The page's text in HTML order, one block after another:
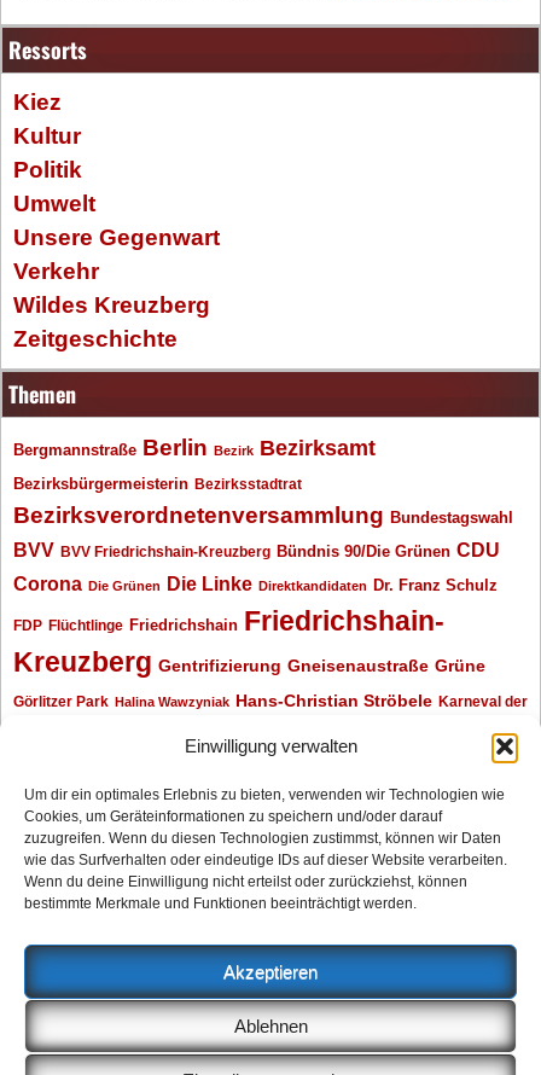
Einwilligung verwalten
Um dir ein optimales Erlebnis zu bieten, verwenden wir Technologien wie
Cookies, um Geräteinformationen zu speichern und/oder darauf
zuzugreifen. Wenn du diesen Technologien zustimmst, können wir Daten
wie das Surfverhalten oder eindeutige IDs auf dieser Website verarbeiten.
Wenn du deine Einwilligung nicht erteilst oder zurückziehst, können
bestimmte Merkmale und Funktionen beeinträchtigt werden.
Akzeptieren
Ablehnen
Ressorts
Kiez
Kultur
Politik
Umwelt
Unsere Gegenwart
Verkehr
Wildes Kreuzberg
Zeitgeschichte
Themen
Bergmannstraße Berlin Bezirk Bezirksamt
Bezirksbürgermeisterin Bezirksstadtrat
Bezirksverordnetenversammlung Bundestagswahl
BVV BVV Friedrichshain-Kreuzberg Bündnis 90/Die Grünen CDU
Corona Die Grünen Die Linke Direktkandidaten Dr. Franz Schulz
FDP Flüchtlinge Friedrichshain Friedrichshain-
Kreuzberg Gentrifizierung Gneisenaustraße Grüne
Görlitzer Park Halina Wawzyniak Hans-Christian Ströbele Karneval der
Klaus Wowereit
Neukölln Oliver Nöll Oranienplatz Piraten Piratenpartei Polizeimeldungen
Redaktionsgespräch Senat SPD
Archiv
Archiv
Impressum
Datenschutzerklärung
Anzeigen